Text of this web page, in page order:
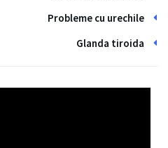
Probleme cu urechile
Glanda tiroida